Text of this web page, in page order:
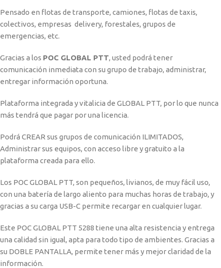
Pensado en flotas de transporte, camiones, flotas de taxis,
colectivos, empresas delivery, forestales, grupos de
emergencias, etc.
Gracias a los POC GLOBAL PTT, usted podrá tener
comunicación inmediata con su grupo de trabajo, administrar,
entregar información oportuna.
Plataforma integrada y vitalicia de GLOBAL PTT, por lo que nunca
más tendrá que pagar por una licencia.
Podrá CREAR sus grupos de comunicación ILIMITADOS,
Administrar sus equipos, con acceso libre y gratuito a la
plataforma creada para ello.
Los POC GLOBAL PTT, son pequeños, livianos, de muy fácil uso,
con una batería de largo aliento para muchas horas de trabajo, y
gracias a su carga USB-C permite recargar en cualquier lugar.
Este POC GLOBAL PTT 5288 tiene una alta resistencia y entrega
una calidad sin igual, apta para todo tipo de ambientes. Gracias a
su DOBLE PANTALLA, permite tener más y mejor claridad de la
información.